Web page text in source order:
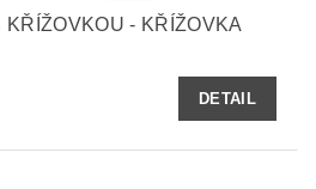
- KŘÍŽOVKA
DETAIL